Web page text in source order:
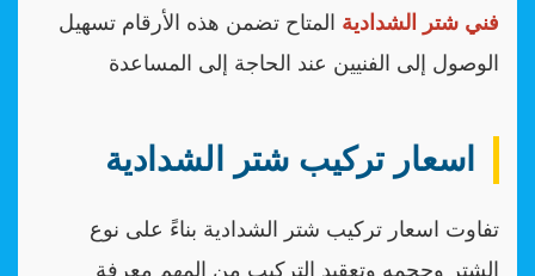
فني شتر الشدادية المتاح تضمن هذه الأرقام تسهيل
الوصول إلى الفنيين عند الحاجة إلى المساعدة
اسعار تركيب شتر الشدادية
تفاوت اسعار تركيب شتر الشدادية بناءً على نوع
الشتر وحجمه وتعقيد التركيب من المهم معرفة